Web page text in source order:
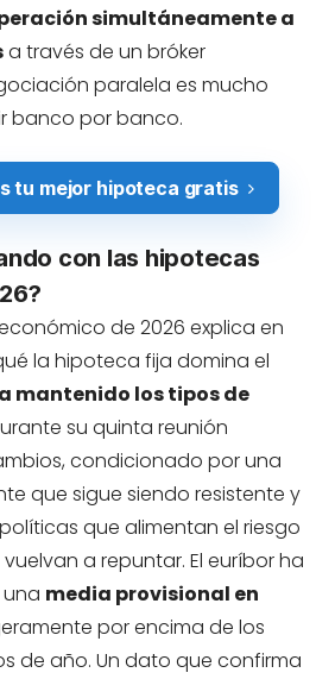
simultáneamente a
a través de un bróker
paralela es mucho
banco por banco.
tu mejor hipoteca gratis
con las hipotecas
de 2026 explica en
la hipoteca fija domina el
mantenido los tipos de
su quinta reunión
condicionado por una
que sigue siendo resistente y
que alimentan el riesgo
a repuntar. El euríbor ha
media provisional en
por encima de los
de año. Un dato que confirma